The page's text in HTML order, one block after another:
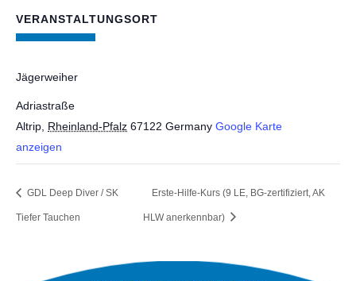
VERANSTALTUNGSORT
Jägerweiher
Adriastraße
Altrip Rheinland-Pfalz 67122 Germany Google Karte
anzeigen
GDL Deep Diver / SK
Tiefer Tauchen
Erste-Hilfe-Kurs (9 LE, BG-zertifiziert, AK
HLW anerkennbar)